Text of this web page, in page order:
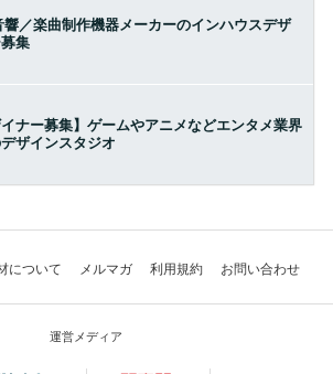
響／楽曲制作機器メーカーのインハウスデザ
集
イナー募集】ゲームやアニメなどエンタメ業界
ザインスタジオ
について メルマガ 利用規約 お問い合わせ
運営メディア